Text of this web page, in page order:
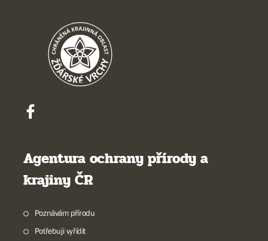
Agentura ochrany přírody a
krajiny ČR
Poznávám přírodu
Potřebuji vyřídit